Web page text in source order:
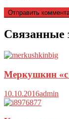
Связанные
Меркушкин «с
10.10.2016admin